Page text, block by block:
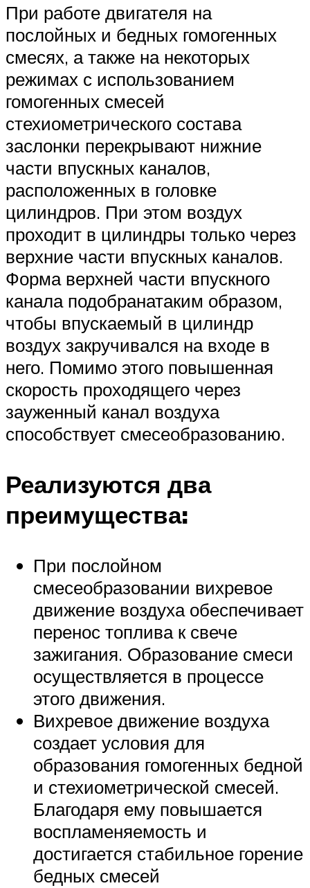
При работе двигателя на
послойных и бедных гомогенных
смесях, а также на некоторых
режимах с использованием
гомогенных смесей
стехиометрического состава
заслонки перекрывают нижние
части впускных каналов,
расположенных в головке
цилиндров. При этом воздух
проходит в цилиндры только через
верхние части впускных каналов.
Форма верхней части впускного
канала подобранатаким образом,
чтобы впускаемый в цилиндр
воздух закручивался на входе в
него. Помимо этого повышенная
скорость проходящего через
зауженный канал воздуха
способствует смесеобразованию.
Реализуются два
преимущества:
При послойном
смесеобразовании вихревое
движение воздуха обеспечивает
перенос топлива к свече
зажигания. Образование смеси
осуществляется в процессе
этого движения.
Вихревое движение воздуха
создает условия для
образования гомогенных бедной
и стехиометрической смесей.
Благодаря ему повышается
воспламеняемость и
достигается стабильное горение
бедных смесей